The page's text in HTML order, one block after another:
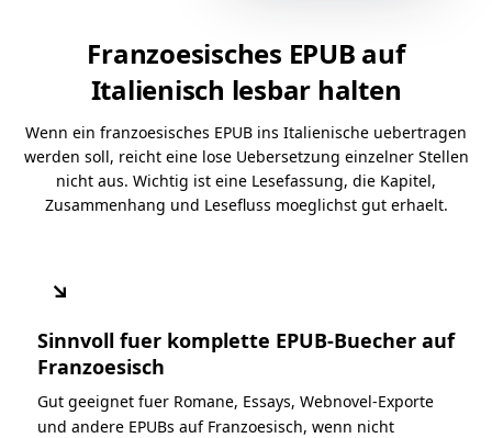
Franzoesisches EPUB auf
Italienisch lesbar halten
Wenn ein franzoesisches EPUB ins Italienische uebertragen
werden soll, reicht eine lose Uebersetzung einzelner Stellen
nicht aus. Wichtig ist eine Lesefassung, die Kapitel,
Zusammenhang und Lesefluss moeglichst gut erhaelt.
↘
Sinnvoll fuer komplette EPUB-Buecher auf
Franzoesisch
Gut geeignet fuer Romane, Essays, Webnovel-Exporte
und andere EPUBs auf Franzoesisch, wenn nicht